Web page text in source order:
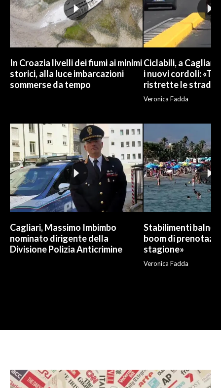
In Croazia livelli dei fiumi ai minimi
storici, alla luce imbarcazioni
sommerse da tempo
Ciclabili, a Cagliari
i nuovi cordoli:
ristrette le strade»
Veronica Fadda
Cagliari, Massimo Imbimbo
nominato dirigente della
Divisione Polizia Anticrimine
Stabilimenti
boom di
stagione»
Veronica Fadda